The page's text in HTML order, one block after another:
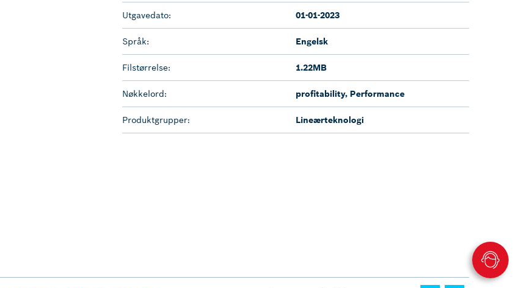
Utgavedato: 01-01-2023
Språk: Engelsk
Filstørrelse: 1.22MB
Nøkkelord: profitability, Performance
Produktgrupper: Lineærteknologi